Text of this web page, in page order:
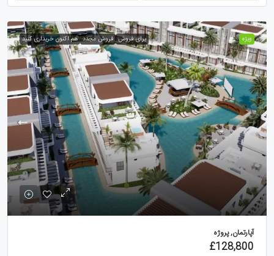
ویژه برای فروش فروش مجدد هم اکنون خریداری کنید
آپارتمان, پروژه
£128,800